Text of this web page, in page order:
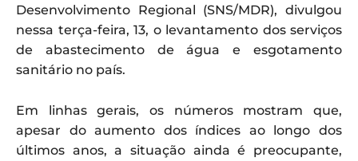
Desenvolvimento Regional (SNS/MDR), divulgou
nessa terça-feira, 13, o levantamento dos serviços
de abastecimento de água e esgotamento
sanitário no país.
Em linhas gerais, os números mostram que,
apesar do aumento dos índices ao longo dos
últimos anos, a situação ainda é preocupante,